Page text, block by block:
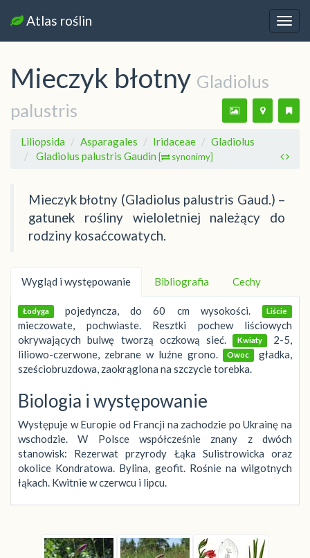
Atlas roślin
Mieczyk błotny Gladiolus
palustris
Liliopsida Asparagales Iridaceae
Gladiolus
Gladiolus palustris Gaudin [ synonimy]
Mieczyk błotny (Gladiolus palustris Gaud.) –
gatunek rośliny wieloletniej należący do
rodziny kosaćcowatych.
Wygląd i występowanie Bibliografia Cechy
Łodyga pojedyncza, do 60 cm wysokości. Liście
mieczowate, pochwiaste. Resztki pochew liściowych
okrywających bulwę tworzą oczkową sieć.
Kwiaty 2-5,
liliowo-czerwone, zebrane w luźne grono.
Owoc
gładka,
sześciobruzdowa, zaokrąglona na szczycie torebka.
Biologia i występowanie
Występuje w Europie od Francji na zachodzie po Ukrainę na
wschodzie. W Polsce współcześnie znany z dwóch
stanowisk: Rezerwat przyrody Łąka Sulistrowicka oraz
okolice Kondratowa. Bylina, geofit. Rośnie na wilgotnych
łąkach. Kwitnie w czerwcu i lipcu.